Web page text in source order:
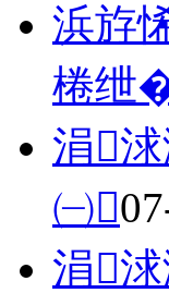
浜斿
棬绁
涓
㈠
涓